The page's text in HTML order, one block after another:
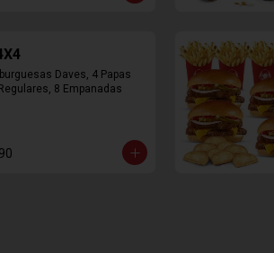
Daves, 4 Papas
8 Empanadas